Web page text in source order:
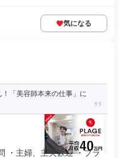
気になる
「美容師本来の仕事」に
・主婦、主夫歓迎 ・ブラ